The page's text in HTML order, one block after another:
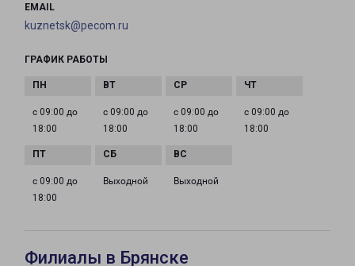
EMAIL
kuznetsk@pecom.ru
ГРАФИК РАБОТЫ
с 09:00 до
18:00
с 09:00 до
18:00
с 09:00 до
18:00
с 09:00 до
18:00
с 09:00 до
18:00
Выходной Выходной
Филиалы в Брянске